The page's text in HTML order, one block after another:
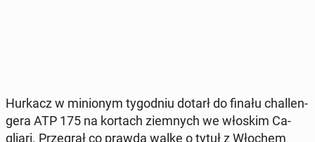
Hurkacz w mi­nio­nym ty­go­dniu dotarł do finału chal­len­
ge­ra ATP 175 na kortach ziem­nych we włoskim Ca­
glia­ri. Prze­grał co prawda walkę o tytuł z Włochem